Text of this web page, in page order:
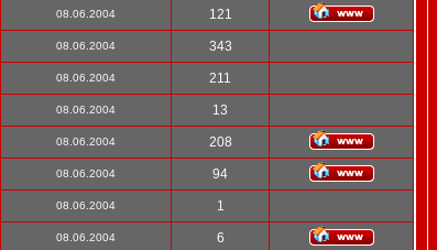
08.06.2004 121
08.06.2004 343
08.06.2004 211
08.06.2004 13
08.06.2004 208
08.06.2004 94
08.06.2004 1
08.06.2004 6